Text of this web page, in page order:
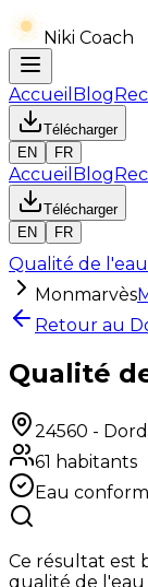
Niki Coach
Accueil Blog
Télécharger
EN
FR
Accueil Blog
Télécharger
EN
FR
Qualité de l'eau
Monmarvès
Retour au
Qualité
24560 -
61 habitants
Eau
Ce résultat est
qualité de